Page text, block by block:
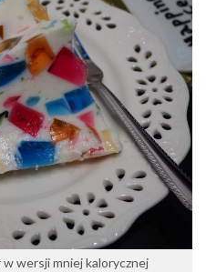
wersji mniej kalorycznej